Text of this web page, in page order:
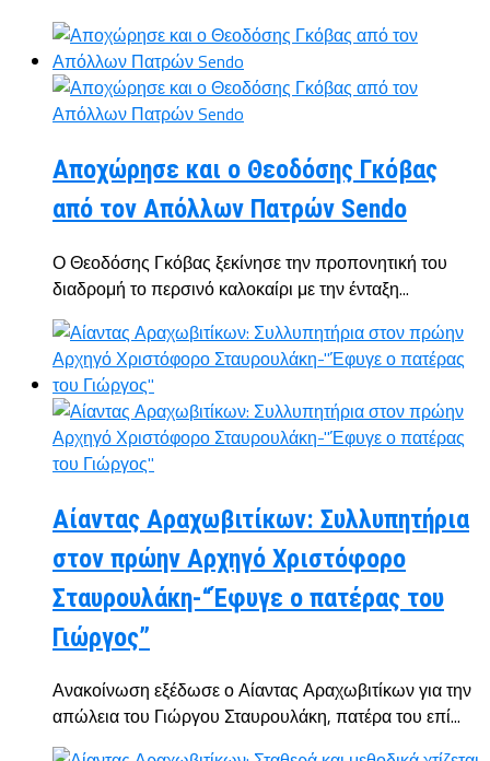
Αποχώρησε και ο Θεοδόσης Γκόβας
από τον Απόλλων Πατρών Sendo
Ο Θεοδόσης Γκόβας ξεκίνησε την προπονητική του
διαδρομή το περσινό καλοκαίρι με την ένταξη...
Αίαντας Αραχωβιτίκων: Συλλυπητήρια
στον πρώην Αρχηγό Χριστόφορο
Σταυρουλάκη-“Έφυγε ο πατέρας του
Γιώργος”
Ανακοίνωση εξέδωσε ο Αίαντας Αραχωβιτίκων για την
απώλεια του Γιώργου Σταυρουλάκη, πατέρα του επί...